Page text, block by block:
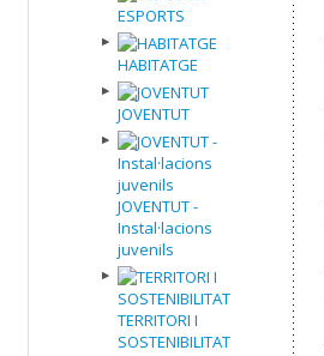
ESPORTS
HABITATGE
JOVENTUT
JOVENTUT -
Instal·lacions
juvenils
TERRITORI I
SOSTENIBILITAT